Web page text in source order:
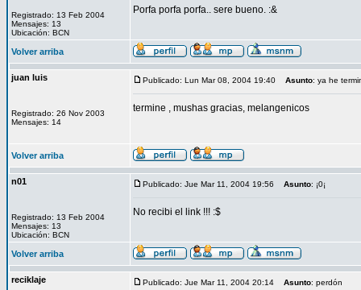
Registrado: 13 Feb 2004
Mensajes: 13
Ubicación: BCN
Porfa porfa porfa.. sere bueno. :&
Volver arriba
juan luis
Registrado: 26 Nov 2003
Mensajes: 14
Publicado: Lun Mar 08, 2004 19:40 Asunto: ya he
termine , mushas gracias, melangenicos
Volver arriba
n01
Registrado: 13 Feb 2004
Mensajes: 13
Ubicación: BCN
Publicado: Jue Mar 11, 2004 19:56 Asunto: ¡0¡
No recibi el link !!! :$
Volver arriba
reciklaje Publicado: Jue Mar 11, 2004 20:14 Asunto: perdón